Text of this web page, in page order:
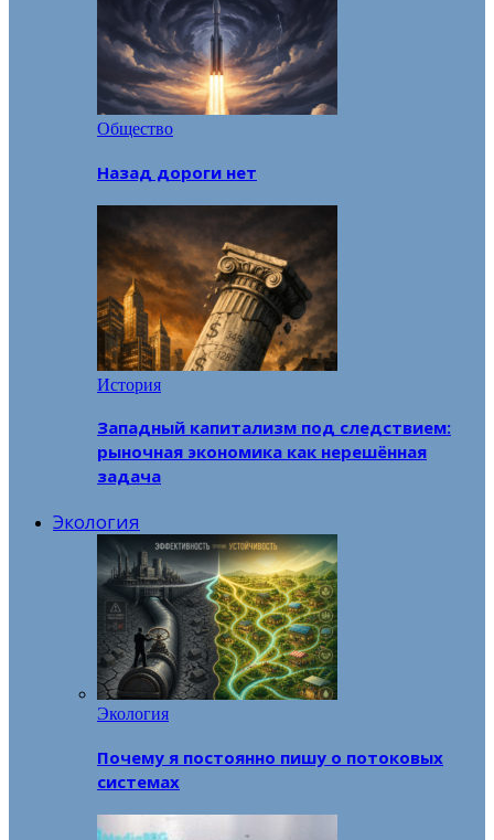
Общество
Назад дороги нет
История
Западный капитализм под следствием:
рыночная экономика как нерешённая
задача
Экология
Экология
Почему я постоянно пишу о потоковых
системах